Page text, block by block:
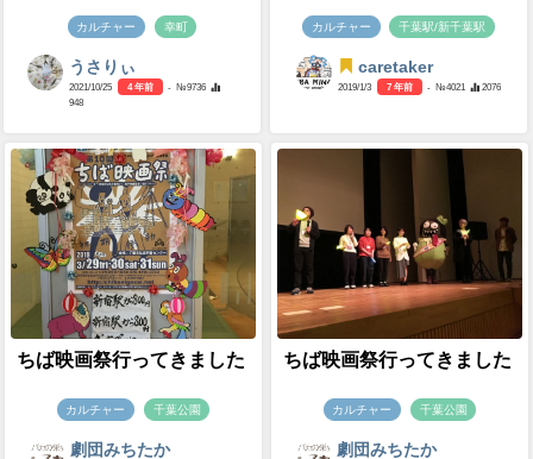
カルチャー 幸町
うさりぃ
2021/10/25 4 年前
- №9736
948
カルチャー 千葉駅/新千葉駅
caretaker
2019/1/3 7 年前 - №4021 2076
ちば映画祭行ってきました
カルチャー 千葉公園
劇団みちたか
ちば映画祭行ってきました
カルチャー 千葉公園
劇団みちたか